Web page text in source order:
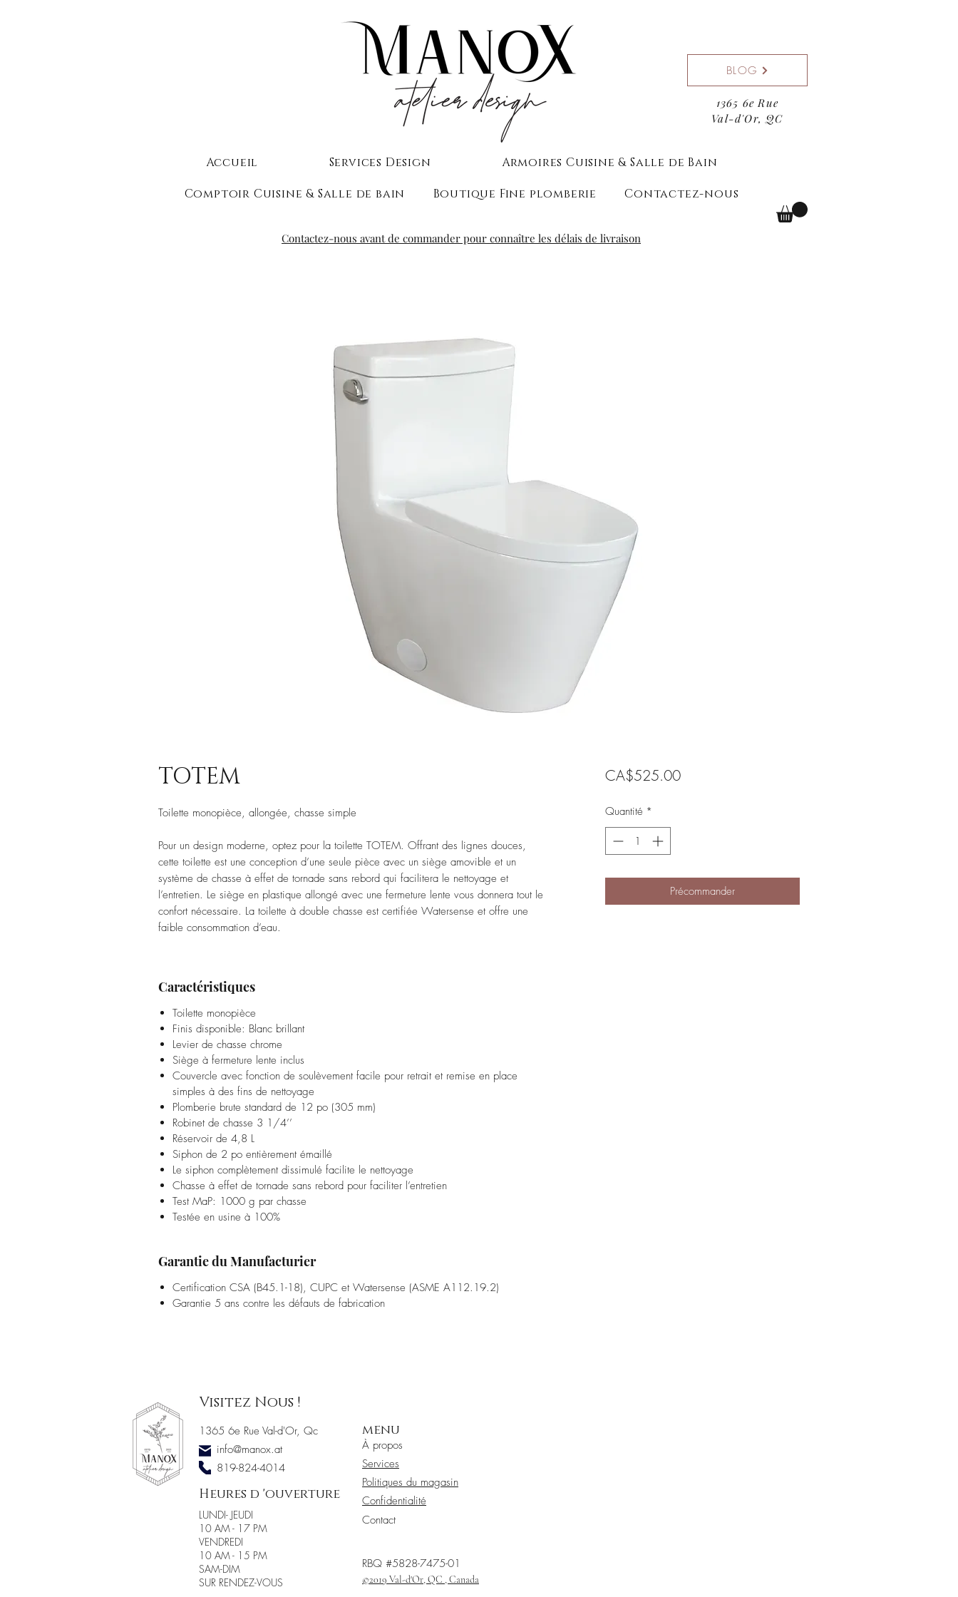
1365 6e Rue
Val-d'Or, QC
BLOG
Accueil Services Design
Armoires Cuisine & Salle de Bain
Comptoir Cuisine & Salle de bain
Boutique Fine plomberie Contactez-nous
Contactez-nous avant de commander pour connaître les délais de livraison
TOTEM
Toilette monopièce, allongée, chasse simple
Pour un design moderne, optez pour la toilette TOTEM. Offrant des lignes douces,
cette toilette est une conception d’une seule pièce avec un siège amovible et un
système de chasse à effet de tornade sans rebord qui facilitera le nettoyage et
l’entretien. Le siège en plastique allongé avec une fermeture lente vous donnera tout le
confort nécessaire. La toilette à double chasse est certifiée Watersense et offre une
faible consommation d’eau.
Caractéristiques
Toilette monopièce
Finis disponible: Blanc brillant
Levier de chasse chrome
Siège à fermeture lente inclus
Couvercle avec fonction de soulèvement facile pour retrait et remise en place
simples à des fins de nettoyage
Plomberie brute standard de 12 po (305 mm)
Robinet de chasse 3 1/4’’
Réservoir de 4,8 L
Siphon de 2 po entièrement émaillé
Le siphon complètement dissimulé facilite le nettoyage
Chasse à effet de tornade sans rebord pour faciliter l’entretien
Test MaP: 1000 g par chasse
Testée en usine à 100%
Garantie du Manufacturier
Certification CSA (B45.1-18), CUPC et Watersense (ASME A112.19.2)
Garantie 5 ans contre les défauts de fabrication
CA$525.00Prix
Quantité *
Précommander
Visitez Nous !
Heures d 'ouverture
1365 6e Rue Val-d'Or, Qc
info@manox.at
819-824-4014
LUNDI- JEUDI
10 AM - 17 PM
VENDREDI
10 AM - 15 PM
SAM-DIM
SUR RENDEZ-VOUS
menu
À propos
Services
Politiques du magasin
Confidentialité
Contact
RBQ #5828-7475-01
©2019 Val-d'Or, QC , Canada